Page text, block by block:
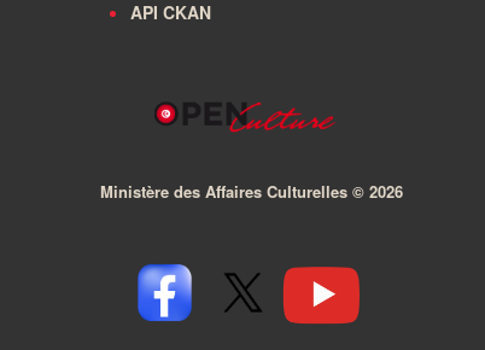
API CKAN
Ministère des Affaires Culturelles © 2026